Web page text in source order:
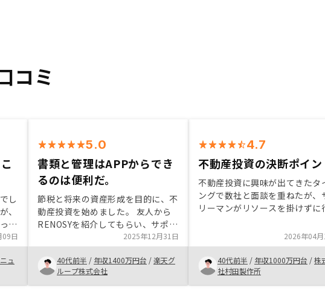
コミ
し
、
て
ス
教
が
日
ュ
5.0
書類と管理はAPPからでき
るのは便利だ。
節税と将来の資産形成を目的に、不
動産投資を始めました。 友人から
RENOSYを紹介してもらい、サポー
ト体制やデータに基づいた提案が信
頼できたため、購入を決めました。
これから不動産投資を検討される方
にも安心しておすすめできる会社で
す。
2025年12月31日
40代前半 / 年収1400万円台 /楽天グ
ループ株式会社
4.7
不動産投資の決断ポイン
不動産投資に興味が出てきたタ
ングで数社と面談を重ねたが、
リーマンがリソースを掛けずに
になることを決めた。具体的に
購入から、管理、販売まで自社
全て行うことが出来ているので
応窓口が1本化されて煩わしくな
事が大きい
2026年04月
40代前半 / 年収1000万円台 /株
社村田製作所